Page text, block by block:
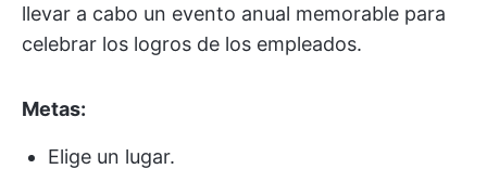
llevar a cabo un evento anual memorable para
celebrar los logros de los empleados.
Metas:
Elige un lugar.